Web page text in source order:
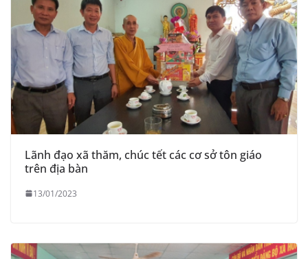
Lãnh đạo xã thăm, chúc tết các cơ sở tôn giáo
trên địa bàn
13/01/2023